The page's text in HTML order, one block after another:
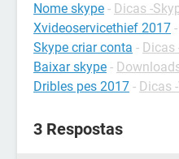
Nome skype - Dicas -
Xvideoservicethief 2017 -
Skype criar conta - Dicas
Baixar skype -
Dribles pes 2017 - Dicas
3 Respostas